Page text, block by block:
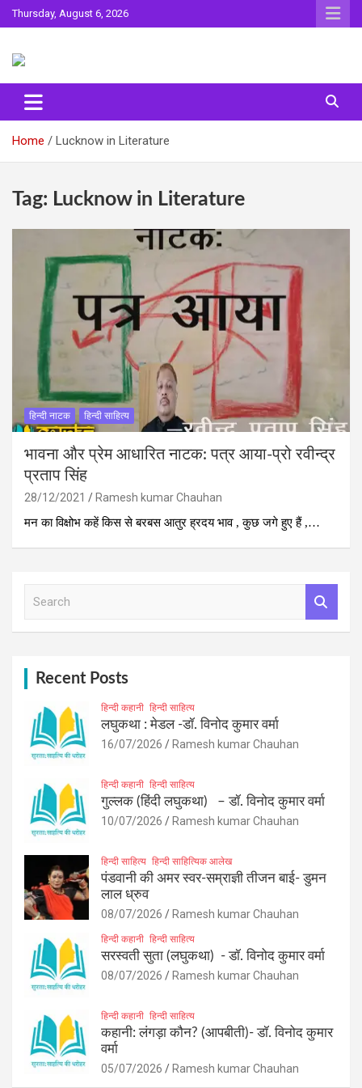
Skip
to
Thursday, August 6, 2026
Surta
Home Lucknow in Literature
Tag: Lucknow in Literature
हिन्‍दी नाटक हिन्दी साहित्य
भावना और प्रेम आधारित नाटक: पत्र आया-प्रो रवीन्द्र
प्रताप सिंह
28/12/2021
Ramesh kumar Chauhan
मन का विक्षोभ कहें किस से बरबस आतुर ह्रदय भाव , कुछ जगे हुए हैं ,…
Recent Posts
हिन्दी कहानी हिन्दी साहित्य
लघुकथा : मेडल -डॉ. विनोद कुमार वर्मा
16/07/2026 Ramesh kumar Chauhan
हिन्दी कहानी हिन्दी साहित्य
गुल्लक (हिंदी लघुकथा) – डॉ. विनोद कुमार वर्मा
10/07/2026 Ramesh kumar Chauhan
हिन्दी साहित्य हिन्दी साहित्यिक आलेख
पंडवानी की अमर स्वर-सम्राज्ञी तीजन बाई- डुमन
लाल ध्रुव
08/07/2026 Ramesh kumar Chauhan
हिन्दी कहानी हिन्दी साहित्य
सरस्वती सुता (लघुकथा) ​- डॉ. विनोद कुमार वर्मा
08/07/2026 Ramesh kumar Chauhan
हिन्दी कहानी हिन्दी साहित्य
कहानी: लंगड़ा कौन? (आपबीती)​- डॉ. विनोद कुमार
वर्मा
05/07/2026 Ramesh kumar Chauhan